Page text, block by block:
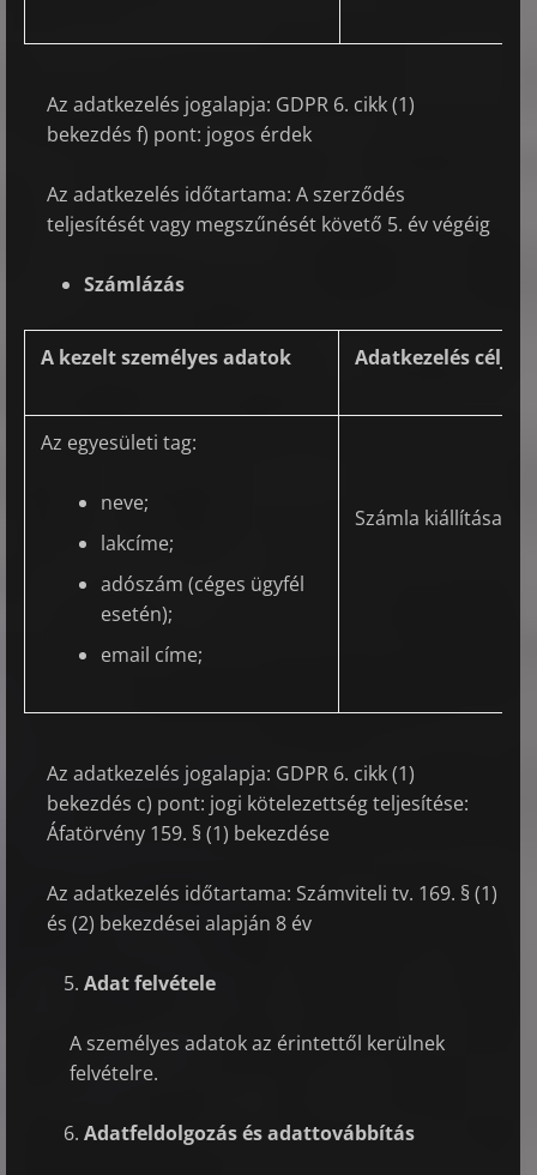
Az adatkezelés jogalapja: GDPR 6. cikk (1)
bekezdés f) pont: jogos érdek
Az adatkezelés időtartama: A szerződés
teljesítését vagy megszűnését követő 5. év végéig
Számlázás
A kezelt személyes adatok Adatkezelés célja
Az egyesületi tag:
neve;
lakcíme;
adószám (céges ügyfél
esetén);
email címe;
Számla kiállítása
Az adatkezelés jogalapja: GDPR 6. cikk (1)
bekezdés c) pont: jogi kötelezettség teljesítése:
Áfatörvény 159. § (1) bekezdése
Az adatkezelés időtartama: Számviteli tv. 169. § (1)
és (2) bekezdései alapján 8 év
Adat felvétele
A személyes adatok az érintettől kerülnek
felvételre.
Adatfeldolgozás és adattovábbítás